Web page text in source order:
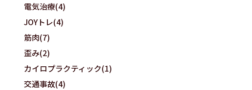
電気治療(4)
JOYトレ(4)
筋肉(7)
歪み(2)
カイロプラクティック(1)
交通事故(4)